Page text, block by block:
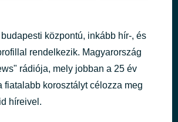
Modulations :: Hamis az Á (Moly Zen) - tilos.hu
Partiels (1975) pour 18 Musiciens :: Hamis az Á (Moly Zen) - tilos.hu
2 órával ezelőtt
központú, inkább hír-, és
rendelkezik. Magyarország
rádiója, mely jobban a 25 év
fiatalabb korosztályt célozza meg
híreivel.